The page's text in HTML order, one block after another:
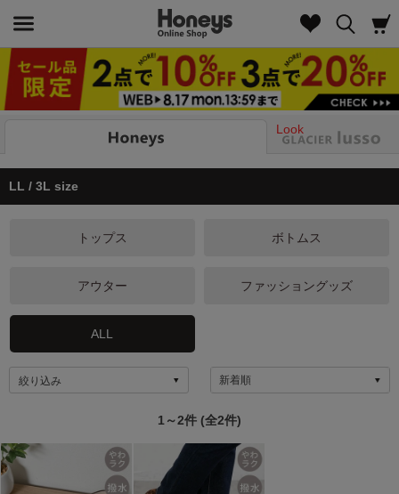
Look
LL / 3L size
トップス ボトムス
アウター ファッショングッズ
ALL
絞り込み
1～2件 (全2件)